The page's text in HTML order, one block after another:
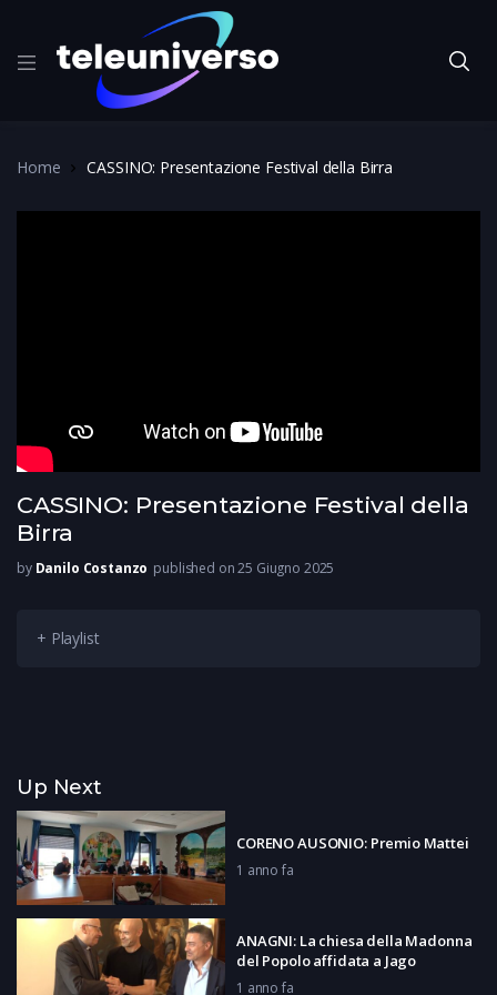
Home CASSINO: Presentazione Festival della Birra
CASSINO: Presentazione Festival della
Birra
by Danilo Costanzo published on 25 Giugno 2025
+ Playlist
Up Next
CORENO AUSONIO: Premio Mattei
1 anno fa
ANAGNI: La chiesa della Madonna
del Popolo affidata a Jago
1 anno fa